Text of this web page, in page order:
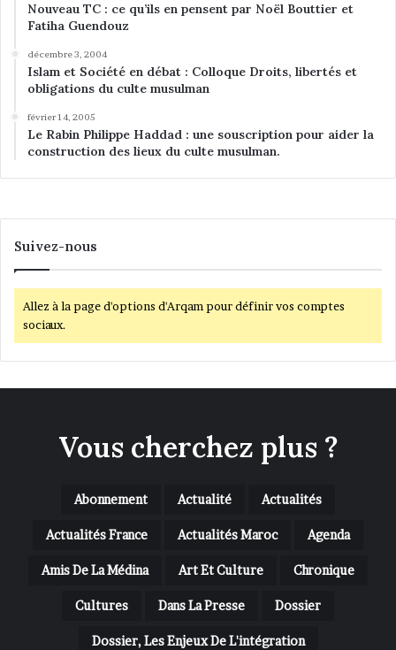
Nouveau TC : ce qu’ils en pensent par Noël Bouttier et
Fatiha Guendouz
décembre 3, 2004
Islam et Société en débat : Colloque Droits, libertés et
obligations du culte musulman
février 14, 2005
Le Rabin Philippe Haddad : une souscription pour aider la
construction des lieux du culte musulman.
Suivez-nous
Allez à la page d'options d'Arqam pour définir vos comptes
sociaux.
Vous cherchez plus ?
Abonnement Actualité Actualités
Actualités France Actualités Maroc Agenda
Amis De La Médina Art Et Culture Chronique
Cultures Dans La Presse Dossier
Dossier, Les Enjeux De L'intégration